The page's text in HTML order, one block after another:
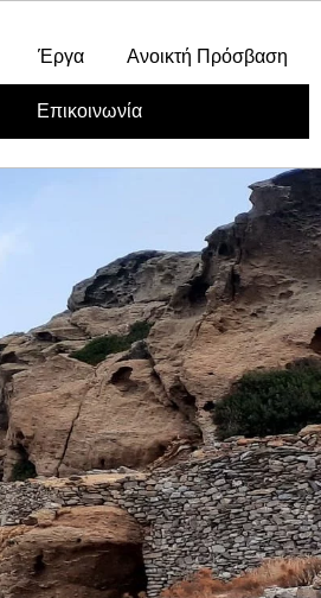
Έργα Ανοικτή Πρόσβαση
Επικοινωνία